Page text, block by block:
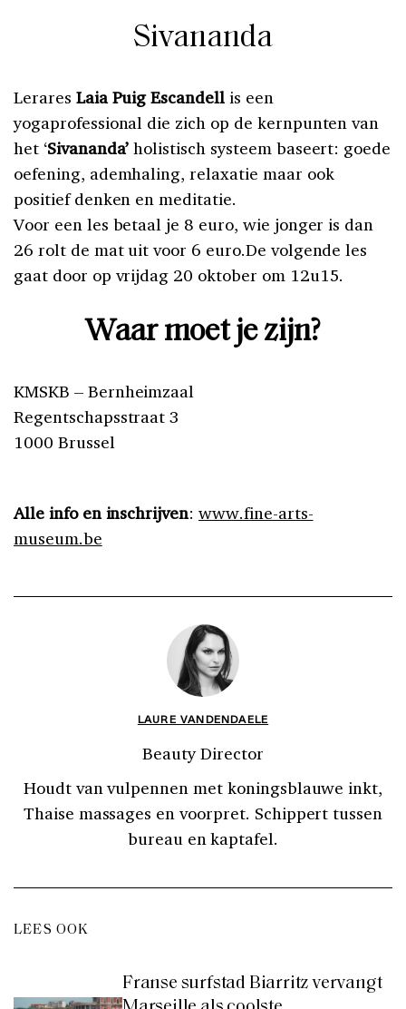
Sivananda
Lerares Laia Puig Escandellis een
yogaprofessional die zich op de kernpunten van
het ‘Sivananda’ holistisch systeem baseert: goede
oefening, ademhaling, relaxatie maar ook
positief denken en meditatie.
Voor een les betaal je 8 euro, wie jonger is dan
26 rolt de mat uit voor 6 euro.De volgende les
gaat door op vrijdag 20 oktober om 12u15.
Waar moet je zijn?
KMSKB – Bernheimzaal
Regentschapsstraat 3
1000 Brussel
Alle info en inschrijven:www.fine-arts-
museum.be
LAURE VANDENDAELE
Beauty Director
Houdt van vulpennen met koningsblauwe inkt,
Thaise massages en voorpret. Schippert tussen
bureau en kaptafel.
LEES OOK
Franse surfstad Biarritz vervangt